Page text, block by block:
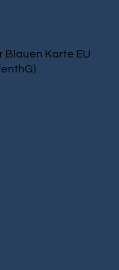
Blauen Karte EU